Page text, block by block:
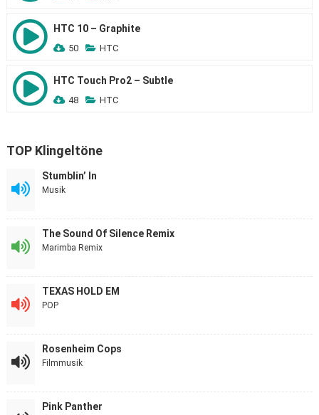
HTC 10 – Graphite
50 HTC
HTC Touch Pro2 – Subtle
48 HTC
TOP Klingeltöne
Stumblin’ In
Musik
The Sound Of Silence Remix
Marimba Remix
TEXAS HOLD EM
POP
Rosenheim Cops
Filmmusik
Pink Panther